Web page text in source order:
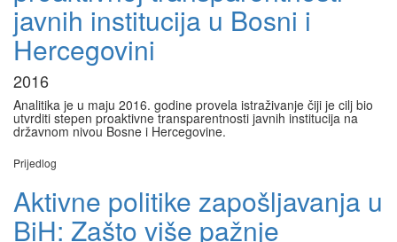
javnih institucija u Bosni i
Hercegovini
2016
Analitika je u maju 2016. godine provela istraživanje čiji je cilj bio
utvrditi stepen proaktivne transparentnosti javnih institucija na
državnom nivou Bosne i Hercegovine.
Prijedlog
Aktivne politike zapošljavanja u
BiH: Zašto više pažnje